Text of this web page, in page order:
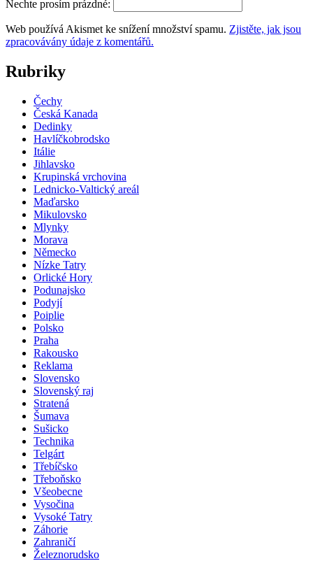
Nechte prosím prázdné:
Web používá Akismet ke snížení množství spamu. Zjistěte, jak jsou
zpracovávány údaje z komentářů.
Rubriky
Čechy
Česká Kanada
Dedinky
Havlíčkobrodsko
Itálie
Jihlavsko
Krupinská vrchovina
Lednicko-Valtický areál
Maďarsko
Mikulovsko
Mlynky
Morava
Německo
Nízke Tatry
Orlické Hory
Podunajsko
Podyjí
Poiplie
Polsko
Praha
Rakousko
Reklama
Slovensko
Slovenský raj
Stratená
Šumava
Sušicko
Technika
Telgárt
Třebíčsko
Třeboňsko
Všeobecne
Vysočina
Vysoké Tatry
Záhorie
Zahraničí
Železnorudsko